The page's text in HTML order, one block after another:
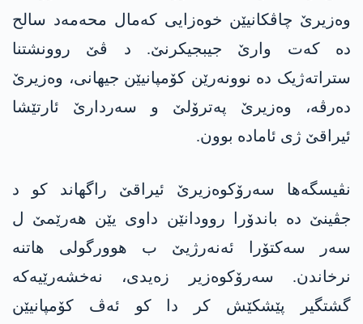
وەزیرێ چاڤکانیێن خوەزایی کەمال محەمەد سالح
دە کەت وارێ جیبجیکرنێ. د ڤێ روونشتنا
ستراتەژیک دە نوونەرێن کۆمپانیێن جیھانی، وەزیرێ
دەرڤە، وەزیرێ پەترۆلێ و سەردارێ ئارتێشا
ئیراقێ ژی ئامادە بوون.
نڤیسگەھا سەرۆکوەزیرێ ئیراقێ راگھاند کو د
جڤینێ دە باندۆرا روودانێن داوی یێن ھەرێمێ ل
سەر سەکتۆرا ئەنەرژیێ ب ھوورگولی ھاتنە
نرخاندن. سەرۆکوەزیر زەیدی، نەخشەرێیەکە
گشتگیر پێشکێش کر دا کو ئەڤ کۆمپانیێن